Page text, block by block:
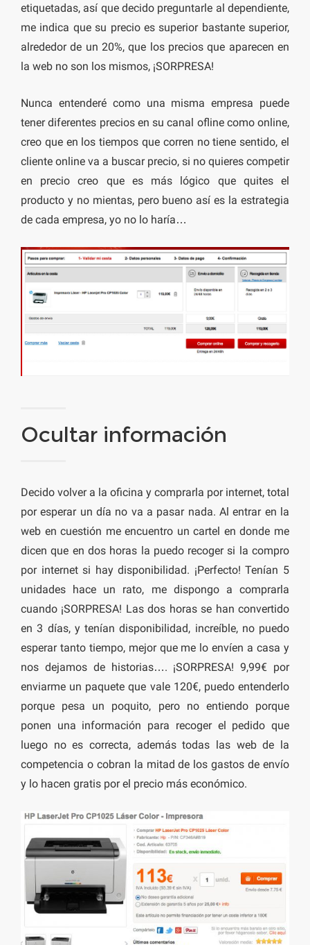
etiquetadas, así que decido preguntarle al dependiente,
me indica que su precio es superior bastante superior,
alrededor de un 20%, que los precios que aparecen en
la web no son los mismos, ¡SORPRESA!
Nunca entenderé como una misma empresa puede
tener diferentes precios en su canal ofline como online,
creo que en los tiempos que corren no tiene sentido, el
cliente online va a buscar precio, si no quieres competir
en precio creo que es más lógico que quites el
producto y no mientas, pero bueno así es la estrategia
de cada empresa, yo no lo haría…
Ocultar información
Decido volver a la oficina y comprarla por internet, total
por esperar un día no va a pasar nada. Al entrar en la
web en cuestión me encuentro un cartel en donde me
dicen que en dos horas la puedo recoger si la compro
por internet si hay disponibilidad. ¡Perfecto! Tenían 5
unidades hace un rato, me dispongo a comprarla
cuando ¡SORPRESA! Las dos horas se han convertido
en 3 días, y tenían disponibilidad, increíble, no puedo
esperar tanto tiempo, mejor que me lo envíen a casa y
nos dejamos de historias…. ¡SORPRESA! 9,99€ por
enviarme un paquete que vale 120€, puedo entenderlo
porque pesa un poquito, pero no entiendo porque
ponen una información para recoger el pedido que
luego no es correcta, además todas las web de la
competencia o cobran la mitad de los gastos de envío
y lo hacen gratis por el precio más económico.